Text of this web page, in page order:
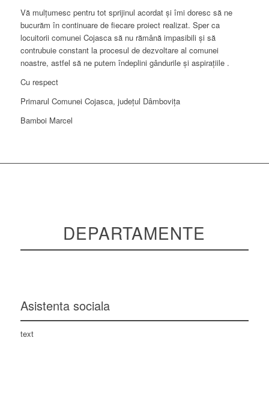
Vă mulțumesc pentru tot sprijinul acordat și îmi doresc să ne
bucurăm în continuare de fiecare proiect realizat. Sper ca
locuitorii comunei Cojasca să nu rămână impasibili și să
contrubuie constant la procesul de dezvoltare al comunei
noastre, astfel să ne putem îndeplini gândurile și aspirațiile .
Cu respect
Primarul Comunei Cojasca, județul Dâmbovița
Bamboi Marcel
DEPARTAMENTE
Asistenta sociala
text